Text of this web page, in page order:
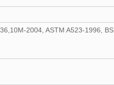
2004, ASTM A523-1996, BS